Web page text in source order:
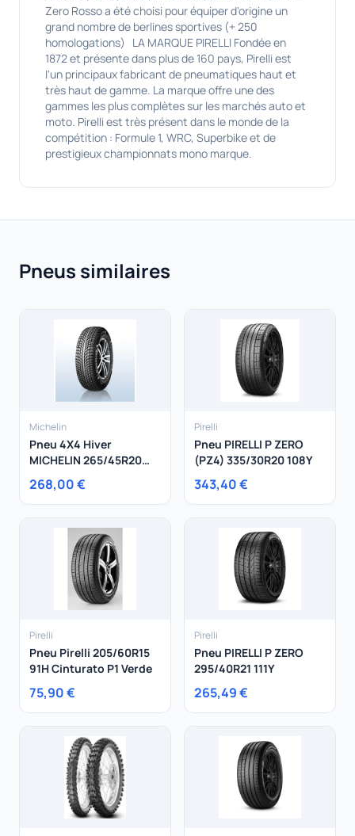
Zero Rosso a été choisi pour équiper d'origine un
grand nombre de berlines sportives (+ 250
homologations) LA MARQUE PIRELLI Fondée en
1872 et présente dans plus de 160 pays, Pirelli est
l'un principaux fabricant de pneumatiques haut et
très haut de gamme. La marque offre une des
gammes les plus complètes sur les marchés auto et
moto. Pirelli est très présent dans le monde de la
compétition : Formule 1, WRC, Superbike et de
prestigieux championnats mono marque.
Pneus similaires
Michelin
Pneu 4X4 Hiver
MICHELIN 265/45R20
108V Latitude Alpin LA2
XL
268,00 €
Pirelli
Pneu PIRELLI P ZERO
(PZ4) 335/30R20 108Y
343,40 €
Pirelli
Pneu Pirelli 205/60R15
91H Cinturato P1 Verde
75,90 €
Pirelli
Pneu PIRELLI P ZERO
295/40R21 111Y
265,49 €